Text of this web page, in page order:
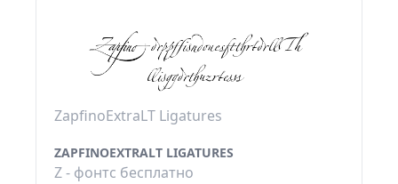
ZapfinoExtraLT Ligatures
ZAPFINOEXTRALT LIGATURES
Z - фонтс бесплатно